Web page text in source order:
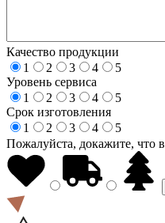
Качество продукции
1
2 3 4
5
Уровень сервиса
1
2 3 4
5
Срок изготовления
1
2 3 4
5
Пожалуйста, докажите, что